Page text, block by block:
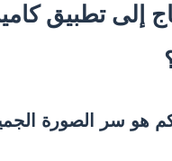
إلى تطبيق